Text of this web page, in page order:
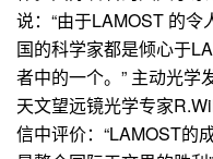
说：“由于LAMOST 的令
国的科学家都是倾心于
者中的一个。” 主动光学
天文望远镜光学专家
信中评价：“LAMOST的